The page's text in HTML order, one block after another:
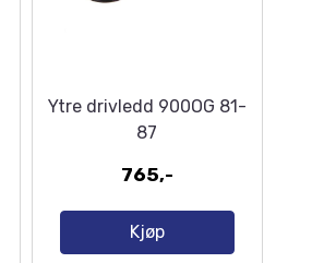
Ytre drivledd 900OG 81-
87
765,-
Kjøp